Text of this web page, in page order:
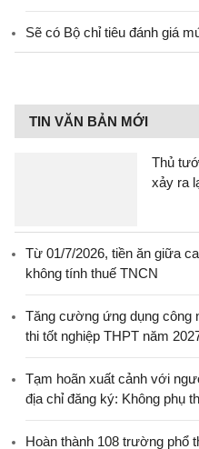
Sẽ có Bộ chỉ tiêu đánh giá
TIN VĂN BẢN MỚI
Thủ
xảy ra
Từ 01/7/2026, tiền ăn giữa
không tính thuế TNCN
Tăng cường ứng dụng công
thi tốt nghiệp THPT năm
Tạm hoãn xuất cảnh với
địa chỉ đăng ký: Không phụ
Hoàn thành 108 trường phổ